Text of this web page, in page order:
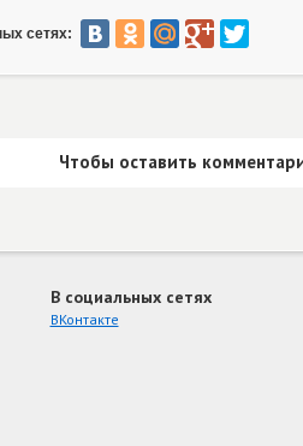
сетях:
Чтобы оставить
В социальных сетях
ВКонтакте